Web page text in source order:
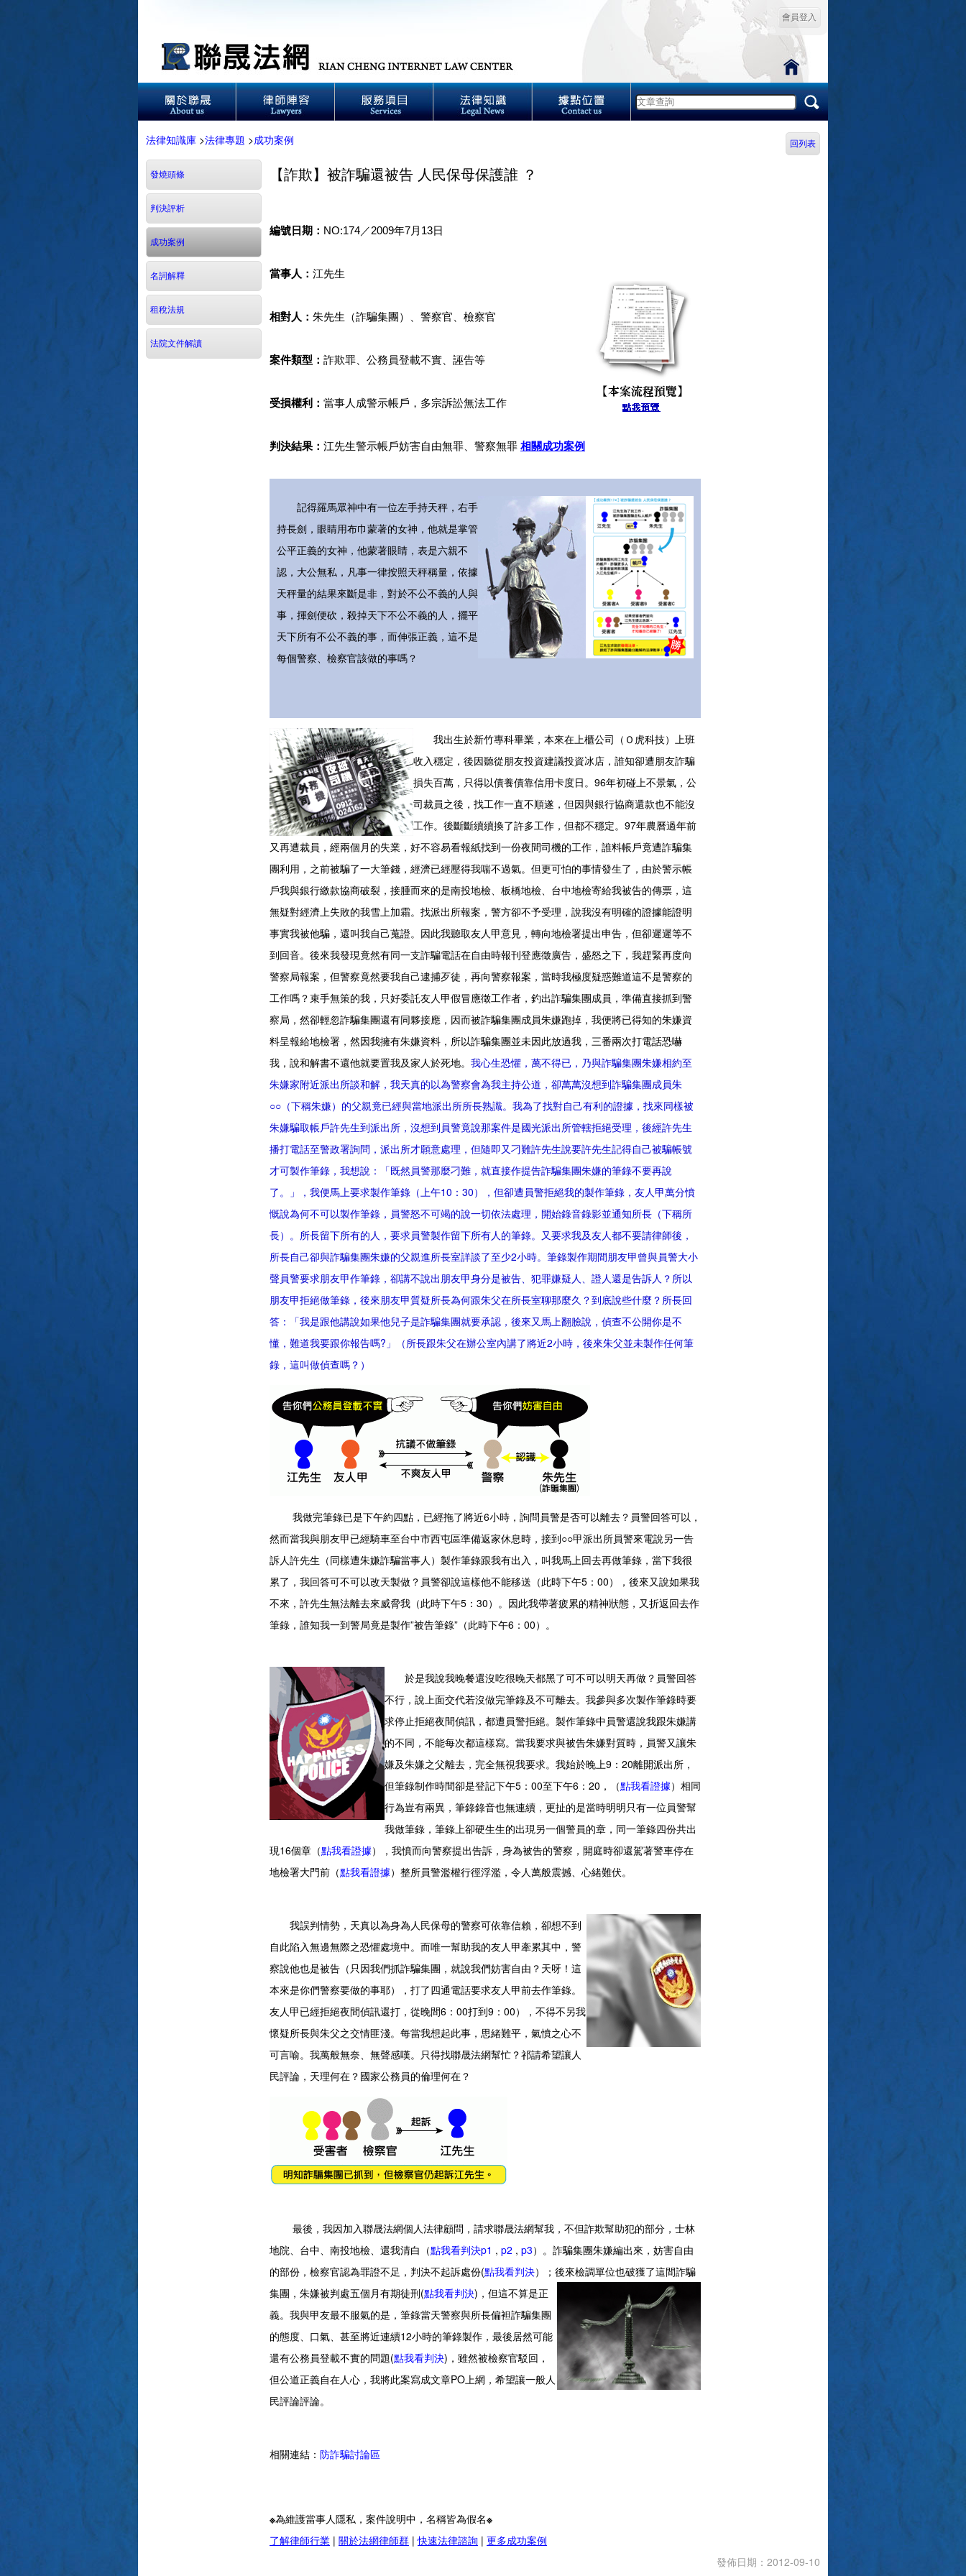
會員登入
法律知識庫 >法律專題 >成功案例 回列表
發燒頭條
判決評析
成功案例
名詞解釋
租稅法規
法院文件解讀
【詐欺】被詐騙還被告 人民保母保護誰 ？
編號日期： NO:174／2009年7月13日
當事人： 江先生
相對人： 朱先生（詐騙集團）、警察官、檢察官
案件類型： 詐欺罪、公務員登載不實、誣告等
受損權利： 當事人成警示帳戶，多宗訴訟無法工作
判決結果： 江先生警示帳戶妨害自由無罪、警察無罪 相關成功案例
記得羅馬眾神中有一位左手持天秤，右手
持長劍，眼睛用布巾蒙著的女神，他就是掌管
公平正義的女神，他蒙著眼睛，表是六親不
認，大公無私，凡事一律按照天秤稱量，依據
天秤量的結果來斷是非，對於不公不義的人與
事，揮劍便砍，殺掉天下不公不義的人，擺平
天下所有不公不義的事，而伸張正義，這不是
每個警察、檢察官該做的事嗎？
我出生於新竹專科畢業，本來在上櫃公司（Ｏ虎科技）上班
收入穩定，後因聽從朋友投資建議投資冰店，誰知卻遭朋友詐騙
損失百萬，只得以債養債靠信用卡度日。96年初碰上不景氣，公
司裁員之後，找工作一直不順遂，但因與銀行協商還款也不能沒
工作。後斷斷續續換了許多工作，但都不穩定。97年農曆過年前
又再遭裁員，經兩個月的失業，好不容易看報紙找到一份夜間司機的工作，誰料帳戶竟遭詐騙集
團利用，之前被騙了一大筆錢，經濟已經壓得我喘不過氣。但更可怕的事情發生了，由於警示帳
戶我與銀行繳款協商破裂，接腫而來的是南投地檢、板橋地檢、台中地檢寄給我被告的傳票，這
無疑對經濟上失敗的我雪上加霜。找派出所報案，警方卻不予受理，說我沒有明確的證據能證明
事實我被他騙，還叫我自己蒐證。因此我聽取友人甲意見，轉向地檢署提出申告，但卻遲遲等不
到回音。後來我發現竟然有同一支詐騙電話在自由時報刊登應徵廣告，盛怒之下，我趕緊再度向
警察局報案，但警察竟然要我自己逮捕歹徒，再向警察報案，當時我極度疑惑難道這不是警察的
工作嗎？束手無策的我，只好委託友人甲假冒應徵工作者，釣出詐騙集團成員，準備直接抓到警
察局，然卻輕忽詐騙集團還有同夥接應，因而被詐騙集團成員朱嫌跑掉，我便將已得知的朱嫌資
料呈報給地檢署，然因我擁有朱嫌資料，所以詐騙集團並未因此放過我，三番兩次打電話恐嚇
我，說和解書不還他就要置我及家人於死地。 我心生恐懼，萬不得已，乃與詐騙集團朱嫌相約至
朱嫌家附近派出所談和解，我天真的以為警察會為我主持公道，卻萬萬沒想到詐騙集團成員朱
○○（下稱朱嫌）的父親竟已經與當地派出所所長熟識。我為了找對自己有利的證據，找來同樣被
朱嫌騙取帳戶許先生到派出所，沒想到員警竟說那案件是國光派出所管轄拒絕受理，後經許先生
播打電話至警政署詢問，派出所才願意處理，但隨即又刁難許先生說要許先生記得自己被騙帳號
才可製作筆錄，我想說：「既然員警那麼刁難，就直接作提告詐騙集團朱嫌的筆錄不要再說
了。」，我便馬上要求製作筆錄（上午10：30），但卻遭員警拒絕我的製作筆錄，友人甲萬分憤
慨說為何不可以製作筆錄，員警怒不可竭的說一切依法處理，開始錄音錄影並通知所長（下稱所
長）。所長留下所有的人，要求員警製作留下所有人的筆錄。又要求我及友人都不要請律師後，
所長自己卻與詐騙集團朱嫌的父親進所長室詳談了至少2小時。筆錄製作期間朋友甲曾與員警大小
聲員警要求朋友甲作筆錄，卻講不說出朋友甲身分是被告、犯罪嫌疑人、證人還是告訴人？所以
朋友甲拒絕做筆錄，後來朋友甲質疑所長為何跟朱父在所長室聊那麼久？到底說些什麼？所長回
答：「我是跟他講說如果他兒子是詐騙集團就要承認，後來又馬上翻臉說，偵查不公開你是不
懂，難道我要跟你報告嗎?」（所長跟朱父在辦公室內講了將近2小時，後來朱父並未製作任何筆
錄，這叫做偵查嗎？）
我做完筆錄已是下午約四點，已經拖了將近6小時，詢問員警是否可以離去？員警回答可以，
然而當我與朋友甲已經騎車至台中市西屯區準備返家休息時，接到○○甲派出所員警來電說另一告
訴人許先生（同樣遭朱嫌詐騙當事人）製作筆錄跟我有出入，叫我馬上回去再做筆錄，當下我很
累了，我回答可不可以改天製做？員警卻說這樣他不能移送（此時下午5：00），後來又說如果我
不來，許先生無法離去來威脅我（此時下午5：30）。因此我帶著疲累的精神狀態，又折返回去作
筆錄，誰知我一到警局竟是製作”被告筆錄”（此時下午6：00）。
於是我說我晚餐還沒吃很晚天都黑了可不可以明天再做？員警回答
不行，說上面交代若沒做完筆錄及不可離去。我參與多次製作筆錄時要
求停止拒絕夜間偵訊，都遭員警拒絕。製作筆錄中員警還說我跟朱嫌講
的不同，不能每次都這樣寫。當我要求與被告朱嫌對質時，員警又讓朱
嫌及朱嫌之父離去，完全無視我要求。我始於晚上9：20離開派出所，
但筆錄制作時間卻是登記下午5：00至下午6：20，（點我看證據）相同
行為豈有兩異，筆錄錄音也無連續，更扯的是當時明明只有一位員警幫
我做筆錄，筆錄上卻硬生生的出現另一個警員的章，同一筆錄四份共出
現16個章（點我看證據），我憤而向警察提出告訴，身為被告的警察，開庭時卻還駕著警車停在
地檢署大門前（點我看證據）整所員警濫權行徑浮濫，令人萬般震撼、心緒難伏。
我誤判情勢，天真以為身為人民保母的警察可依靠信賴，卻想不到
自此陷入無邊無際之恐懼處境中。而唯一幫助我的友人甲牽累其中，警
察說他也是被告（只因我們抓詐騙集團，就說我們妨害自由？天呀！這
本來是你們警察要做的事耶），打了四通電話要求友人甲前去作筆錄。
友人甲已經拒絕夜間偵訊還打，從晚間6：00打到9：00），不得不另我
懷疑所長與朱父之交情匪淺。每當我想起此事，思緒難平，氣憤之心不
可言喻。我萬般無奈、無聲感嘆。只得找聯晟法網幫忙？祁請希望讓人
民評論，天理何在？國家公務員的倫理何在？
最後，我因加入聯晟法網個人法律顧問，請求聯晟法網幫我，不但詐欺幫助犯的部分，士林
地院、台中、南投地檢、還我清白（點我看判決p1 , p2 , p3）。詐騙集團朱嫌編出來，妨害自由
的部份，檢察官認為罪證不足，判決不起訴處份(點我看判決）；後來檢調單位也破獲了這間詐騙
集團，朱嫌被判處五個月有期徒刑(點我看判決)，但這不算是正
義。我與甲友最不服氣的是，筆錄當天警察與所長偏袒詐騙集團
的態度、口氣、甚至將近連續12小時的筆錄製作，最後居然可能
還有公務員登載不實的問題(點我看判決)，雖然被檢察官駁回，
但公道正義自在人心，我將此案寫成文章PO上網，希望讓一般人
民評論評論。
相關連結： 防詐騙討論區
※為維護當事人隱私，案件說明中，名稱皆為假名※
了解律師行業 | 關於法網律師群 |快速法律諮詢 | 更多成功案例
發佈日期：2012-09-10